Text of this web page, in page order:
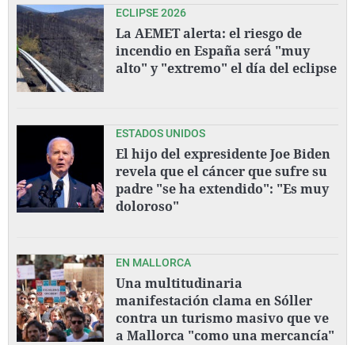
ECLIPSE 2026
La AEMET alerta: el riesgo de
incendio en España será "muy
alto" y "extremo" el día del eclipse
ESTADOS UNIDOS
El hijo del expresidente Joe Biden
revela que el cáncer que sufre su
padre "se ha extendido": "Es muy
doloroso"
EN MALLORCA
Una multitudinaria
manifestación clama en Sóller
contra un turismo masivo que ve
a Mallorca "como una mercancía"